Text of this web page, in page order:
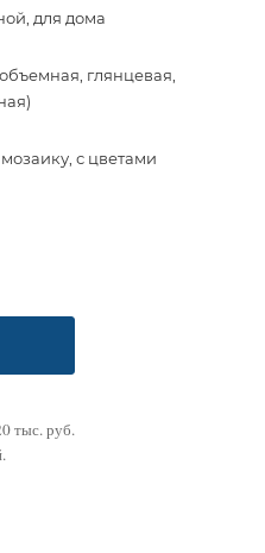
для дома
глянцевая,
с цветами
тыс. руб.